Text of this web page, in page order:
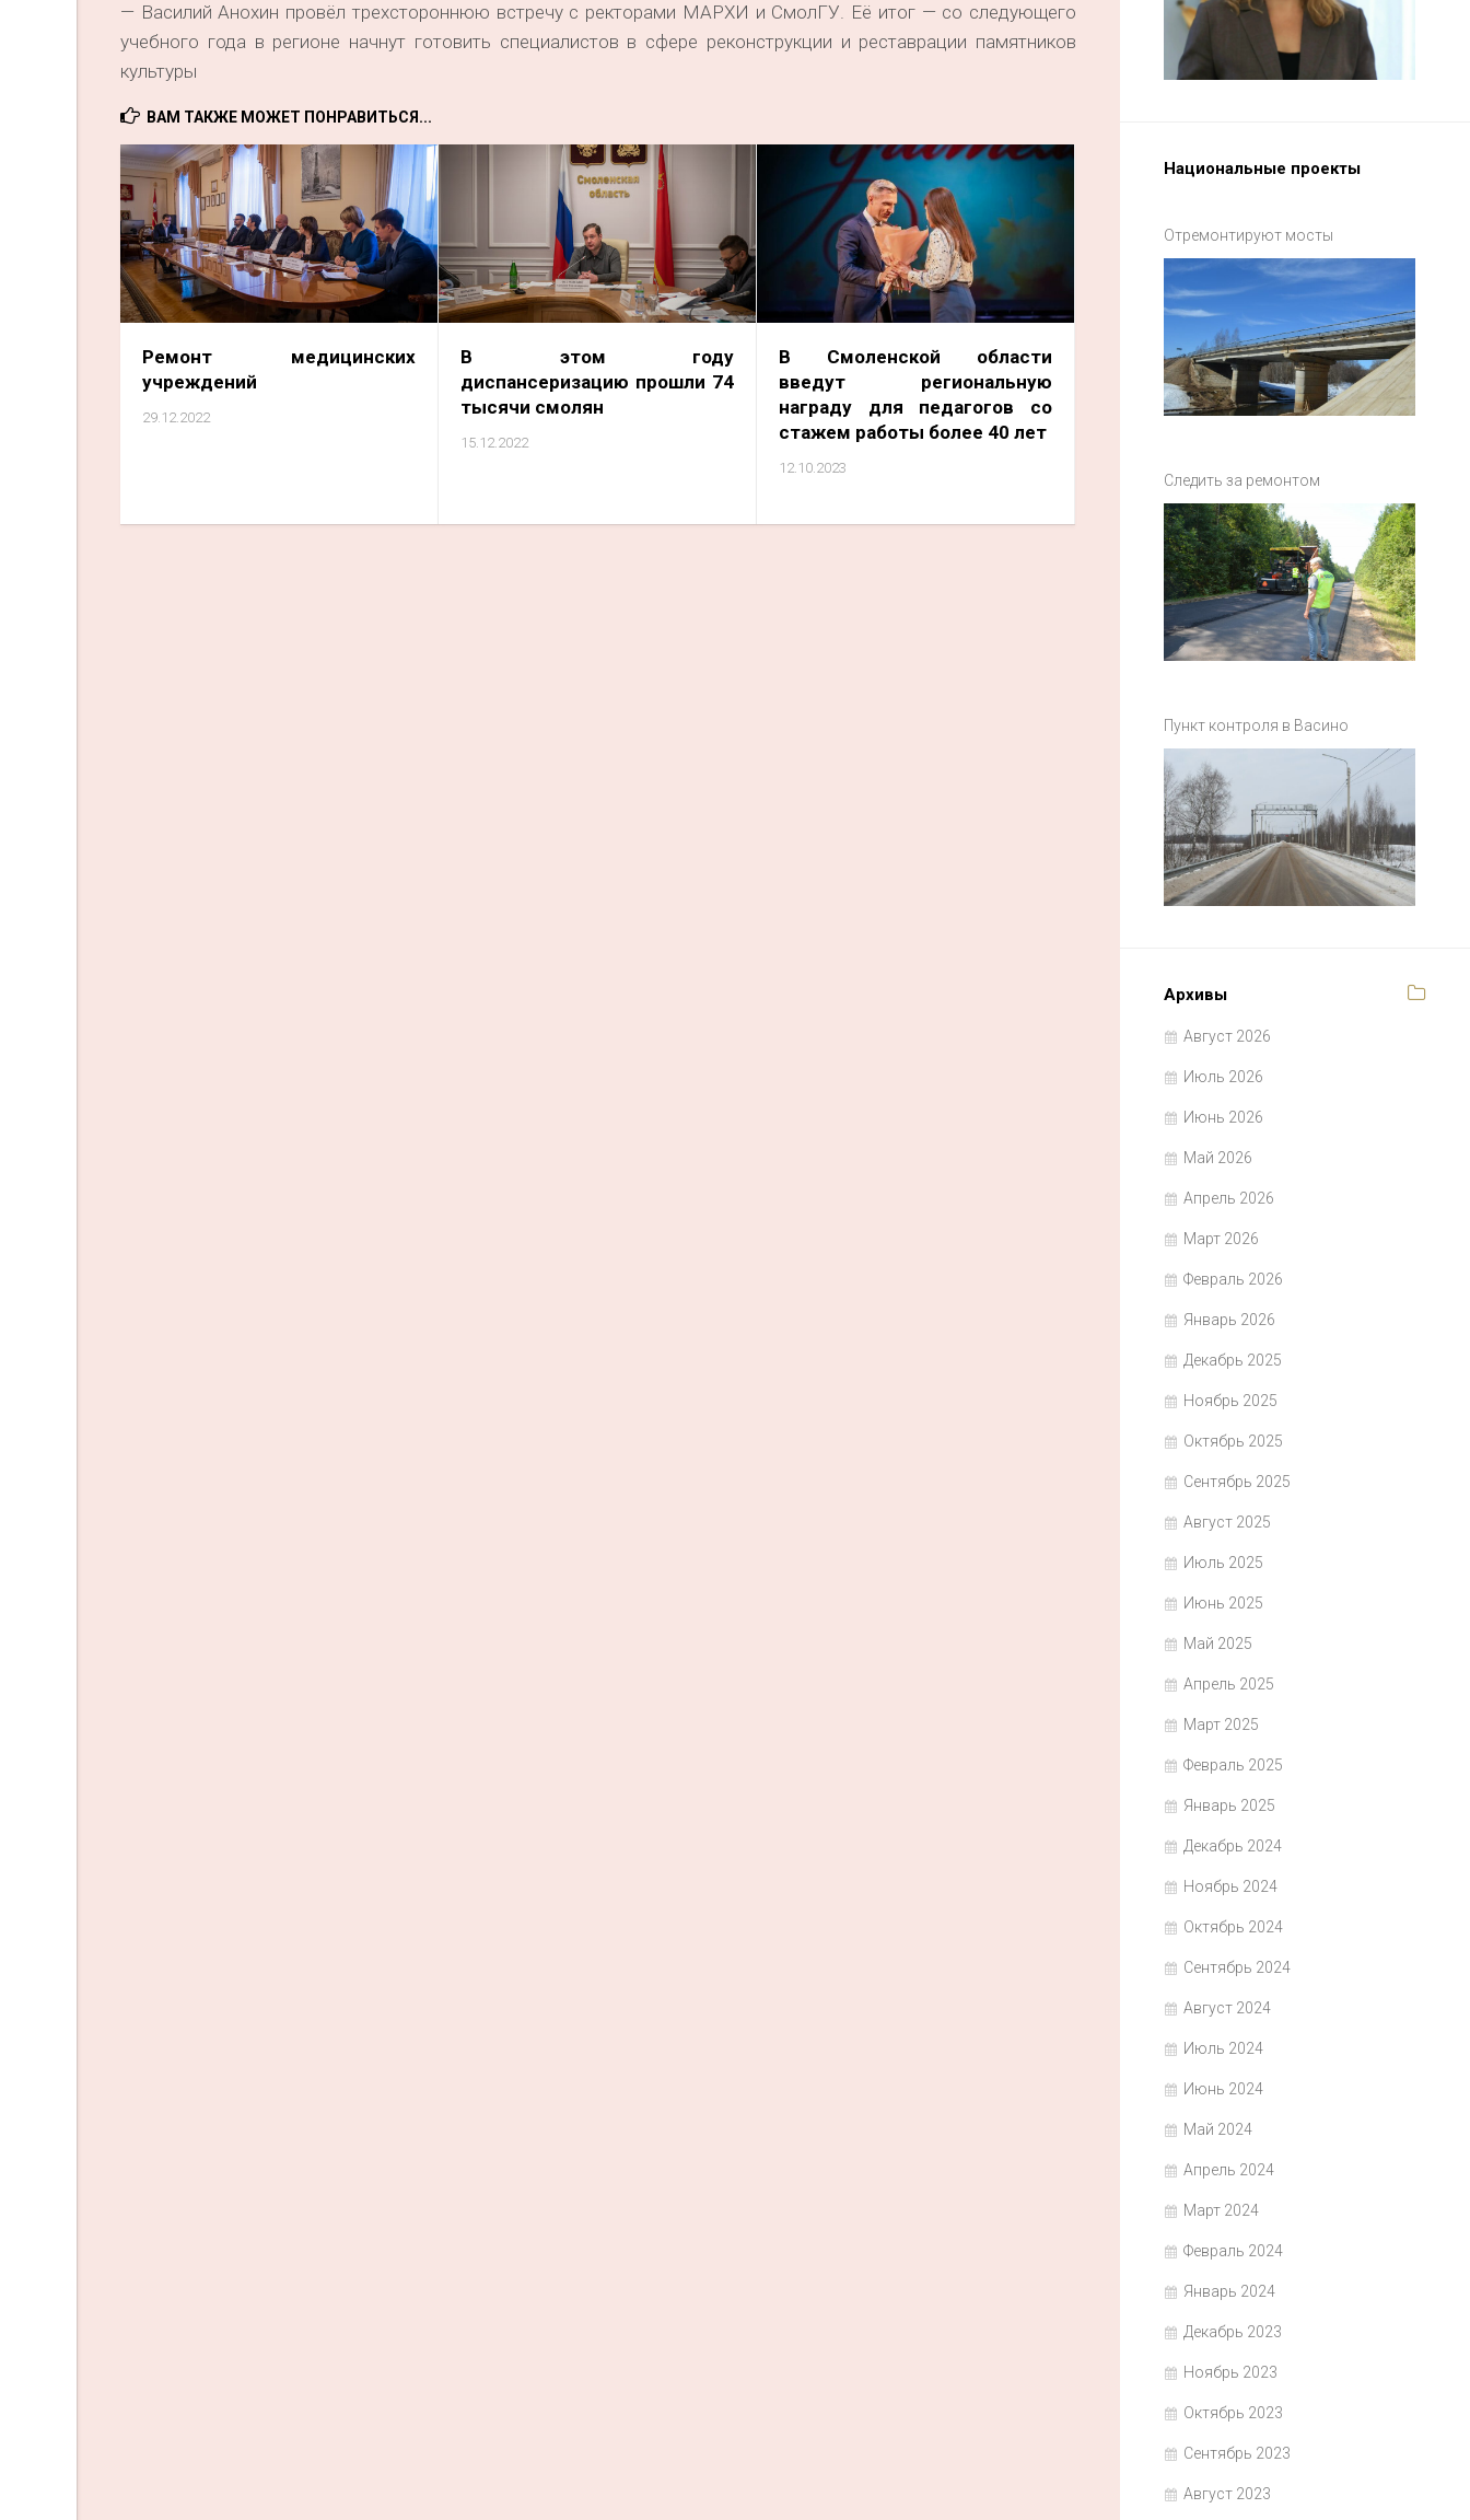
— Василий Анохин провёл трехстороннюю встречу с ректорами МАРХИ и СмолГУ. Её итог — со следующего
учебного года в регионе начнут готовить специалистов в сфере реконструкции и реставрации памятников
культуры
ВАМ ТАКЖЕ МОЖЕТ ПОНРАВИТЬСЯ...
Ремонт медицинских
учреждений
29.12.2022
В этом году
диспансеризацию прошли 74
тысячи смолян
15.12.2022
В Смоленской области
введут региональную
награду для педагогов со
стажем работы более 40 лет
12.10.2023
Национальные проекты
Отремонтируют мосты
Следить за ремонтом
Пункт контроля в Васино
Архивы
Август 2026
Июль 2026
Июнь 2026
Май 2026
Апрель 2026
Март 2026
Февраль 2026
Январь 2026
Декабрь 2025
Ноябрь 2025
Октябрь 2025
Сентябрь 2025
Август 2025
Июль 2025
Июнь 2025
Май 2025
Апрель 2025
Март 2025
Февраль 2025
Январь 2025
Декабрь 2024
Ноябрь 2024
Октябрь 2024
Сентябрь 2024
Август 2024
Июль 2024
Июнь 2024
Май 2024
Апрель 2024
Март 2024
Февраль 2024
Январь 2024
Декабрь 2023
Ноябрь 2023
Октябрь 2023
Сентябрь 2023
Август 2023